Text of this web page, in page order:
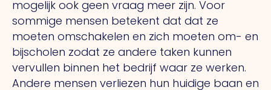
mogelijk ook geen vraag meer zijn. Voor
sommige mensen betekent dat dat ze
moeten omschakelen en zich moeten om- en
bijscholen zodat ze andere taken kunnen
vervullen binnen het bedrijf waar ze werken.
Andere mensen verliezen hun huidige baan en